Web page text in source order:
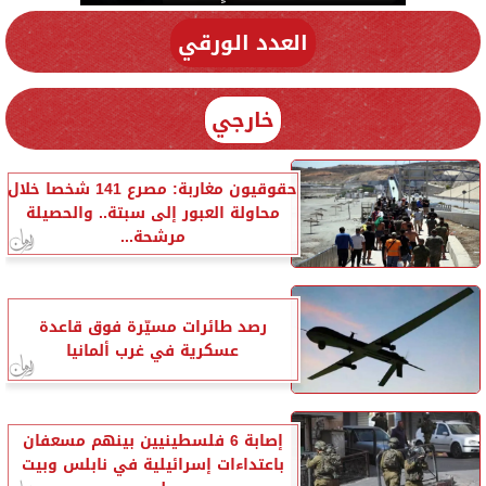
العدد الورقي
خارجي
حقوقيون مغاربة: مصرع 141 شخصا خلال
محاولة العبور إلى سبتة.. والحصيلة
مرشحة...
رصد طائرات مسيّرة فوق قاعدة
عسكرية في غرب ألمانيا
إصابة 6 فلسطينيين بينهم مسعفان
باعتداءات إسرائيلية في نابلس وبيت